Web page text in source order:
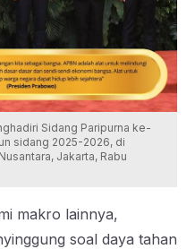
Sidang Paripurna ke-
sidang 2025-2026, di
Jakarta, Rabu
makro lainnya,
soal daya tahan